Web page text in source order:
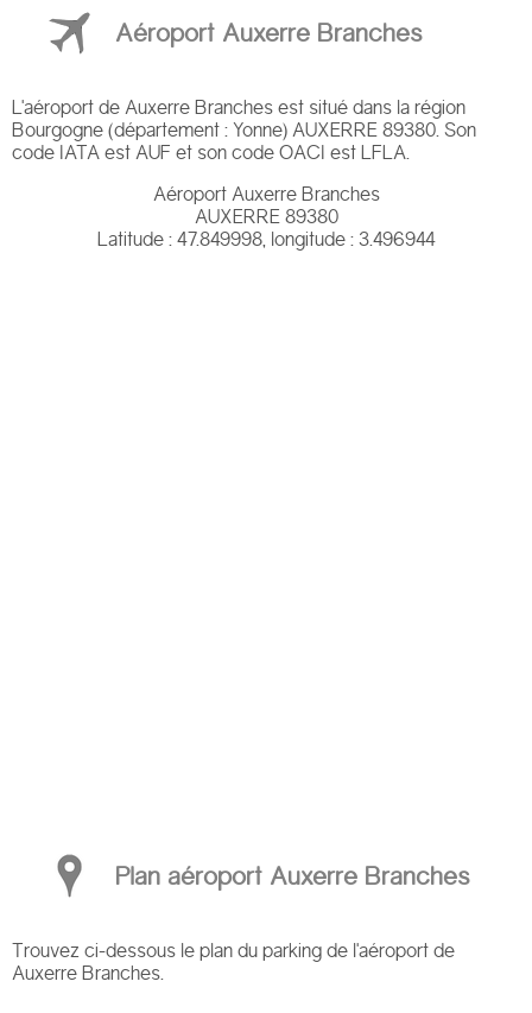
Aéroport Auxerre Branches
L'aéroport de Auxerre Branches est situé dans la région
Bourgogne (département : Yonne) AUXERRE 89380. Son
code IATA est AUF et son code OACI est LFLA.
Aéroport Auxerre Branches
AUXERRE 89380
Latitude : 47.849998, longitude : 3.496944
Plan aéroport Auxerre Branches
Trouvez ci-dessous le plan du parking de l'aéroport de
Auxerre Branches.